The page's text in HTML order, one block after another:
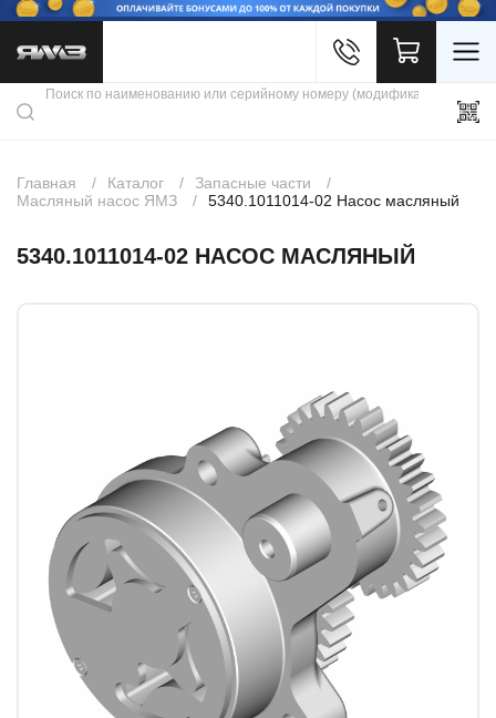
Каталог продукции
Скидки
Контакты
Главная Каталог
Запасные части
Масляный насос ЯМЗ
5340.1011014-02 Насос масляный
5340.1011014-02 НАСОС МАСЛЯНЫЙ